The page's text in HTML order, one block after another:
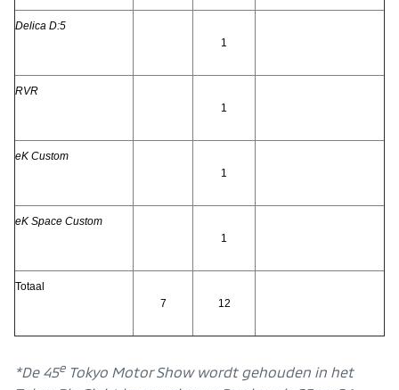
Delica D:5
1
RVR
1
eK Custom
1
eK Space Custom
1
Totaal
7
12
*De 45eTokyo Motor Show wordt gehouden in het